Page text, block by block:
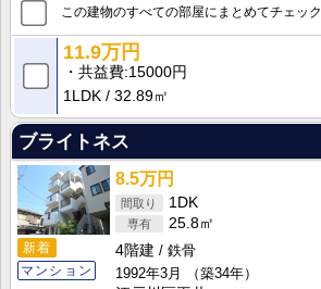
この建物のすべての部屋にまとめてチェック
11.9万円
共益費 15000円
1LDK
32.89㎡
ブライトネス
新着
マンション
8.5万円
1DK
25.8㎡
4階建
鉄骨
1992年3月
（築34年）